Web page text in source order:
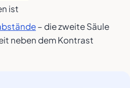
ist
– die zweite Säule
neben dem Kontrast